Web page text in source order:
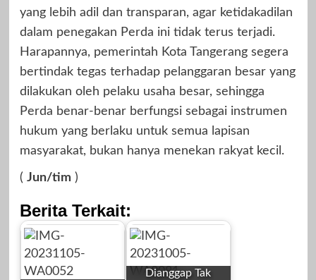
yang lebih adil dan transparan, agar ketidakadilan
dalam penegakan Perda ini tidak terus terjadi.
Harapannya, pemerintah Kota Tangerang segera
bertindak tegas terhadap pelanggaran besar yang
dilakukan oleh pelaku usaha besar, sehingga
Perda benar-benar berfungsi sebagai instrumen
hukum yang berlaku untuk semua lapisan
masyarakat, bukan hanya menekan rakyat kecil.
( Jun/tim )
Berita Terkait:
Dianggap Tak